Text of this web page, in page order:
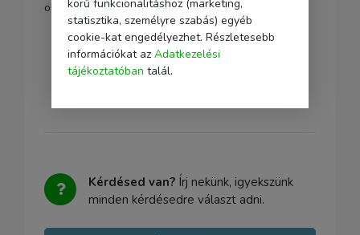
oldalon.
Kérdésed van? Írj nekünk, igyekszünk
minden kérdésedre választ adni.
körű funkcionalitáshoz (marketing,
statisztika, személyre szabás) egyéb
cookie-kat engedélyezhet. Részletesebb
információkat az Adatkezelési
tájékoztatóban talál.